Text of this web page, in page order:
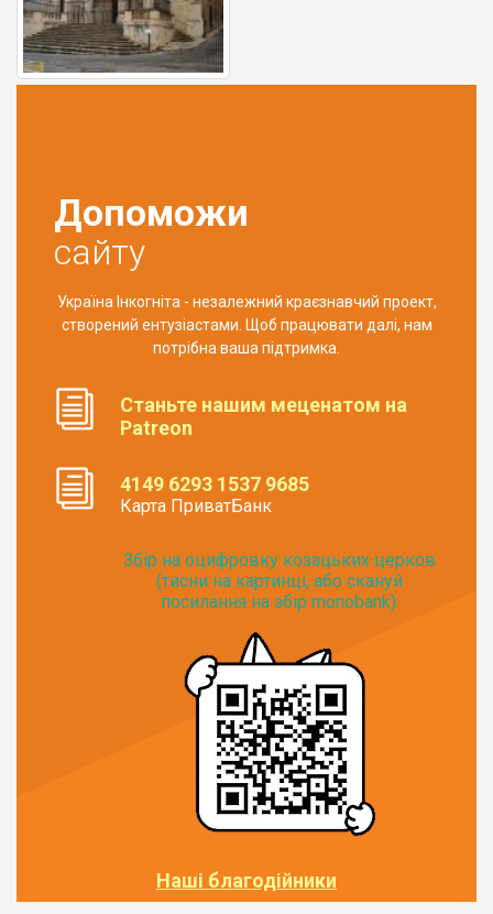
Допоможи
сайту
Україна Інкогніта - незалежний краєзнавчий проект,
створений ентузіастами. Щоб працювати далі, нам
потрібна ваша підтримка.
Станьте нашим меценатом на
Patreon
4149 6293 1537 9685
Карта ПриватБанк
Збір на оцифровку козацьких церков
(тисни на картинці, або скануй
посилання на збір monobank):
Наші благодійники